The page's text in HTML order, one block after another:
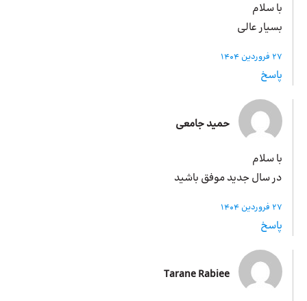
با سلام
بسیار عالی
27 فروردین 1404
پاسخ
حمید جامعی
با سلام
در سال جدید موفق باشید
27 فروردین 1404
پاسخ
Tarane Rabiee